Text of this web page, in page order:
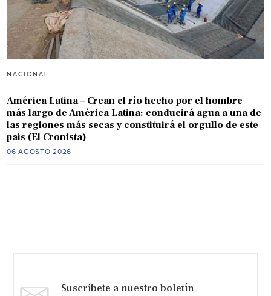
NACIONAL
América Latina – Crean el río hecho por el hombre
más largo de América Latina: conducirá agua a una de
las regiones más secas y constituirá el orgullo de este
país (El Cronista)
06 AGOSTO 2026
Suscríbete a nuestro boletín